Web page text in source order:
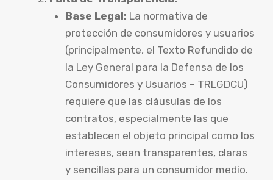
Base Legal: La normativa de
protección de consumidores y usuarios
(principalmente, el Texto Refundido de
la Ley General para la Defensa de los
Consumidores y Usuarios – TRLGDCU)
requiere que las cláusulas de los
contratos, especialmente las que
establecen el objeto principal como los
intereses, sean transparentes, claras
y sencillas para un consumidor medio.